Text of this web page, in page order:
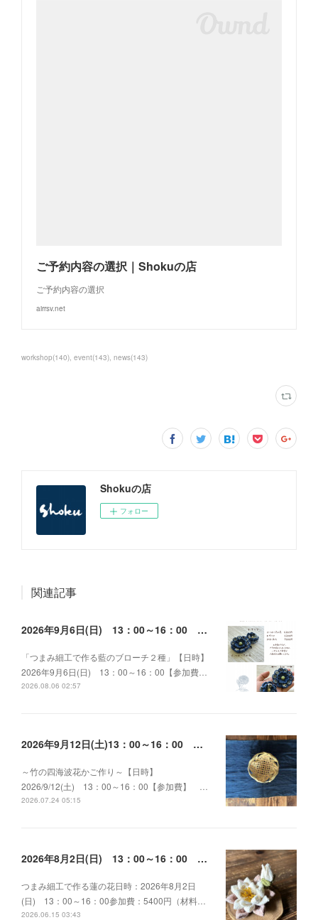
ご予約内容の選択｜Shokuの店
ご予約内容の選択
airrsv.net
workshop(140) event(143) news(143)
Shokuの店
フォロー
関連記事
2026年9月6日(日) 13：00～16：00 つまみ細工で作る藍のブローチ２種
「つまみ細工で作る藍のブローチ２種」【日時】
2026年9月6日(日) 13：00～16：00【参加費…
2026.08.06 02:57
2026年9月12日(土)13：00～16：00 ～竹の四海波花かご作り～
～竹の四海波花かご作り～【日時】
2026/9/12(土) 13：00～16：00【参加費】 …
2026.07.24 05:15
2026年8月2日(日) 13：00～16：00 つまみ細工で作る蓮の花
つまみ細工で作る蓮の花日時：2026年8月2日
(日) 13：00～16：00参加費：5400円（材料…
2026.06.15 03:43